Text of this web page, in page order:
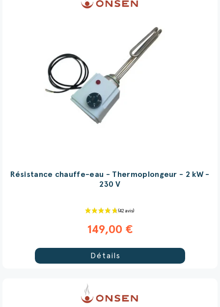
Résistance chauffe-eau - Thermoplongeur - 2 kW -
230 V
149,00 €
Détails